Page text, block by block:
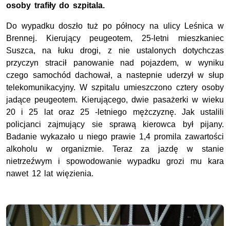
osoby trafiły do szpitala.
Do wypadku doszło tuż po północy na ulicy Leśnica w
Brennej. Kierujący peugeotem, 25-letni mieszkaniec
Suszca, na łuku drogi, z nie ustalonych dotychczas
przyczyn stracił panowanie nad pojazdem, w wyniku
czego samochód dachował, a nastepnie uderzył w słup
telekomunikacyjny. W szpitalu umieszczono cztery osoby
jadące peugeotem. Kierującego, dwie pasażerki w wieku
20 i 25 lat oraz 25 -letniego mężczyznę. Jak ustalili
policjanci zajmujący sie sprawą kierowca był pijany.
Badanie wykazało u niego prawie 1,4 promila zawartości
alkoholu w organizmie. Teraz za jazdę w stanie
nietrzeźwym i spowodowanie wypadku grozi mu kara
nawet 12 lat więzienia.